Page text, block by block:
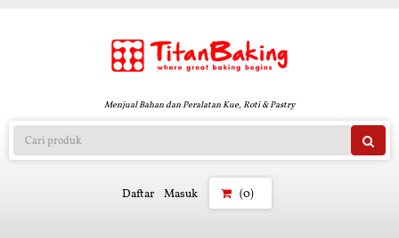
Menjual Bahan dan Peralatan Kue, Roti & Pastry
Daftar Masuk (0)